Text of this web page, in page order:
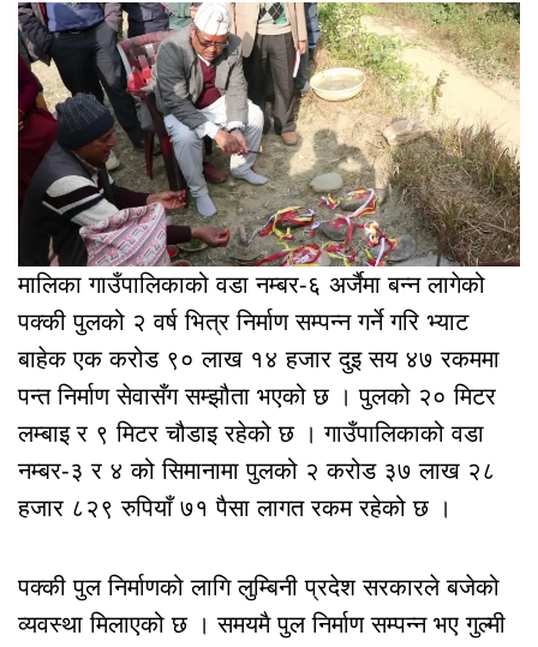
मालिका गाउँपालिकाको वडा नम्बर-६ अर्जैमा बन्न लागेको
पक्की पुलको २ वर्ष भित्र निर्माण सम्पन्न गर्ने गरि भ्याट
बाहेक एक करोड ९० लाख १४ हजार दुइ सय ४७ रकममा
पन्त निर्माण सेवासँग सम्झौता भएको छ । पुलको २० मिटर
लम्बाइ र ९ मिटर चौडाइ रहेको छ । गाउँपालिकाको वडा
नम्बर-३ र ४ को सिमानामा पुलको २ करोड ३७ लाख २८
हजार ८२९ रुपियाँ ७१ पैसा लागत रकम रहेको छ ।
पक्की पुल निर्माणको लागि लुम्बिनी प्रदेश सरकारले बजेको
व्यवस्था मिलाएको छ । समयमै पुल निर्माण सम्पन्न भए गुल्मी